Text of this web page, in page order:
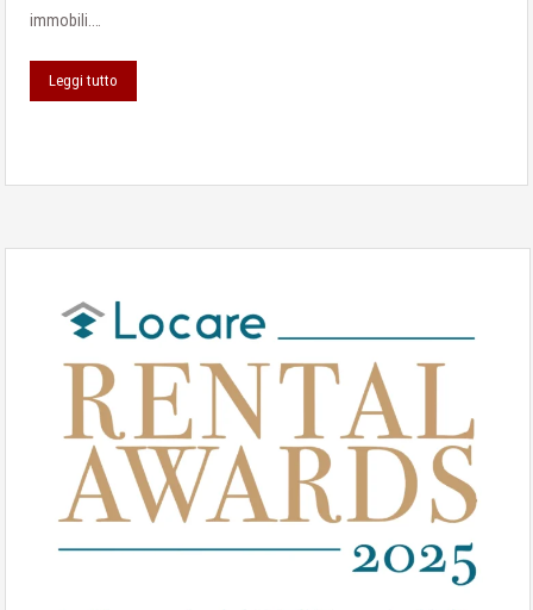
immobili.…
Leggi tutto